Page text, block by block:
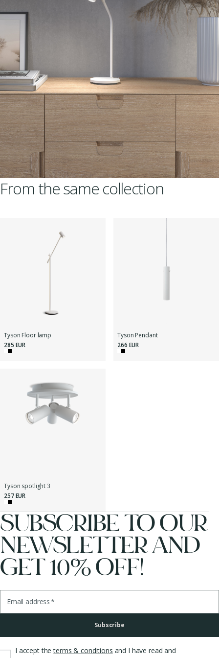
From the same collection
Tyson Floor lamp
285 EUR
Tyson Pendant
266 EUR
Tyson spotlight 3
257 EUR
SUBSCRIBE TO OUR
NEWSLETTER AND
GET 10% OFF!
Email address*
Subscribe
I accept the terms & conditions and I have read and